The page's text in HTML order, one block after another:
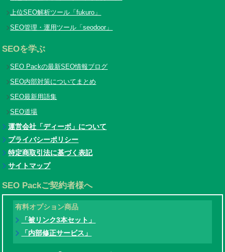
上位SEO解析ツール「fukuro」
SEO管理・運用ツール「seodoor」
SEOを学ぶ
SEO Packの最新SEO情報ブログ
SEO内部対策についてまとめ
SEO最新用語集
SEO道場
運営会社「ディーボ」について
プライバシーポリシー
特定商取引法に基づく表記
サイトマップ
SEO Packご契約者様へ
有料オプション商品
「被リンク3本セット」
「内部修正サービス」